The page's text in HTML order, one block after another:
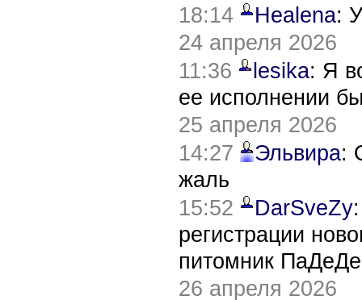
18:14
Healena:
24 апреля 2026
11:36
lesika: Я
ее исполнении
25 апреля 2026
14:27
Эльвира:
жаль
15:52
DarSveZy
регистрации
питомник
26 апреля 2026